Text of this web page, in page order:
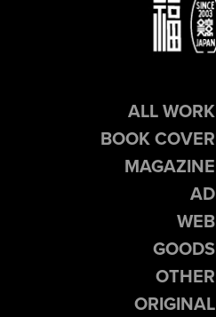
ALL WORK
BOOK COVER
MAGAZINE
AD
WEB
GOODS
OTHER
ORIGINAL